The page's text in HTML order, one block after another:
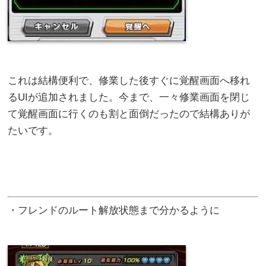
これは結構便利で、修業した後すぐに覚醒画面へ移れ
るUIが追加されました。今まで、一々修業画面を閉じ
て覚醒画面に行くのも割と面倒だったので結構ありが
たいです。
・フレンドのルート解放状態まで分かるように